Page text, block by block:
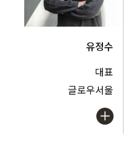
유정수
대표
글로우서울